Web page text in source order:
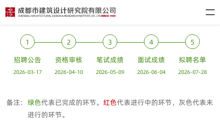
1
招聘公告
2026-03-17
2
资格审核
2026-04-10
3
笔试成绩
2026-05-09
4
面试成绩
2026-06-04
5
拟聘名单
2026-07-28
备注: 绿色代表已完成的环节。红色代表进行中的环节，灰色代表未
进行的环节。